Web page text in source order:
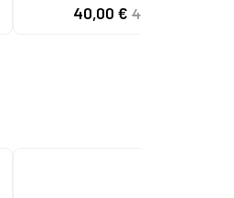
40,00 € 42,00 €